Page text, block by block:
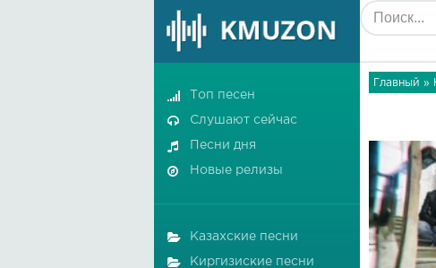
Главный »
Топ песен
Слушают сейчас
Песни дня
Новые релизы
Казахские песни
Киргизиские песни